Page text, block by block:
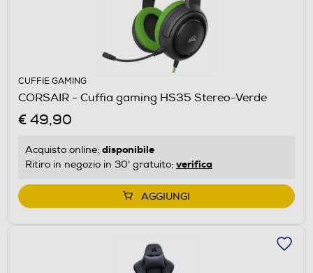
CUFFIE GAMING
CORSAIR - Cuffia gaming HS35 Stereo-Verde
€ 49,90
Acquisto online: disponibile
Ritiro in negozio in 30' gratuito: verifica
AGGIUNGI